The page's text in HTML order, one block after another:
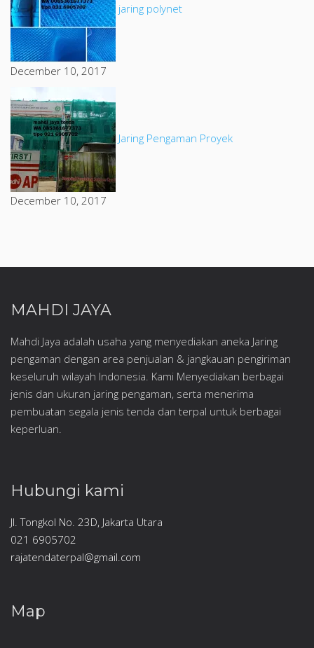
jaring polynet
December 10, 2017
Jaring Pengaman Proyek
December 10, 2017
MAHDI JAYA
Mahdi Jaya adalah usaha yang menyediakan aneka Jaring
pengaman dengan area penjualan & jangkauan pengiriman
keseluruh wilayah Indonesia. Kami Menyediakan berbagai
jenis dan ukuran jaring pengaman, serta menerima
pembuatan segala jenis tenda dan terpal untuk berbagai
keperluan.
Hubungi kami
Jl. Tongkol No. 23D, Jakarta Utara
021 6905702
rajatendaterpal@gmail.com
Map